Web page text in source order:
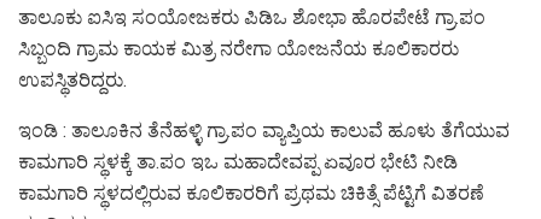
ತಾಲೂಕು ಐಸಿಇ ಸಂಯೋಜಕರು ಪಿಡಿಒ ಶೋಭಾ ಹೊರಪೇಟೆ ಗ್ರಾ.ಪಂ
ಸಿಬ್ಬಂದಿ ಗ್ರಾಮ ಕಾಯಕ ಮಿತ್ರ ನರೇಗಾ ಯೋಜನೆಯ ಕೂಲಿಕಾರರು
ಉಪಸ್ಥಿತರಿದ್ದರು.
ಇಂಡಿ : ತಾಲೂಕಿನ ತೆನೆಹಳ್ಳಿ ಗ್ರಾ.ಪಂ ವ್ಯಾಪ್ತಿಯ ಕಾಲುವೆ ಹೂಳು ತೆಗೆಯುವ
ಕಾಮಗಾರಿ ಸ್ಥಳಕ್ಕೆ ತಾ.ಪಂ ಇಒ ಮಹಾದೇವಪ್ಪ ಏವೂರ ಭೇಟಿ ನೀಡಿ
ಕಾಮಗಾರಿ ಸ್ಥಳದಲ್ಲಿರುವ ಕೂಲಿಕಾರರಿಗೆ ಪ್ರಥಮ ಚಿಕಿತ್ಸೆ ಪೆಟ್ಟಿಗೆ ವಿತರಣೆ